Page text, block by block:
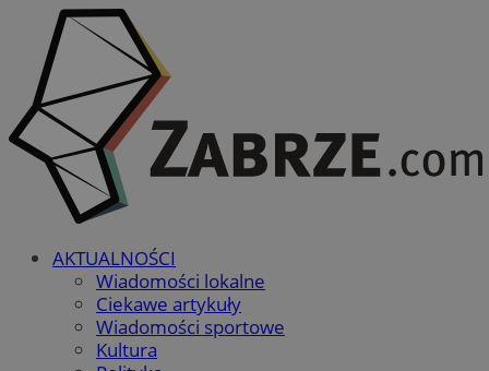
AKTUALNOŚCI
Wiadomości lokalne
Ciekawe artykuły
Wiadomości sportowe
Kultura